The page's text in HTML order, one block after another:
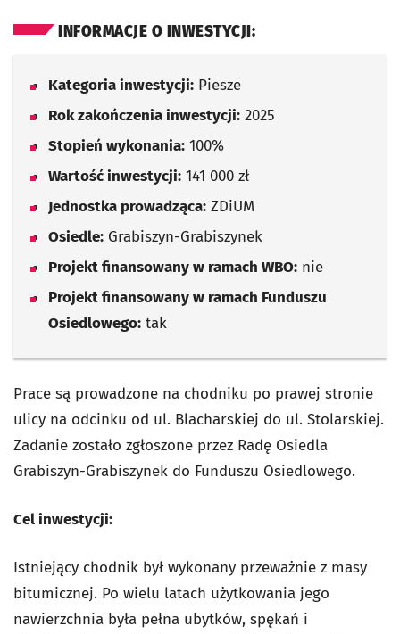
INFORMACJE O INWESTYCJI:
Kategoria inwestycji: Piesze
Rok zakończenia inwestycji: 2025
Stopień wykonania: 100%
Wartość inwestycji: 141 000 zł
Jednostka prowadząca: ZDiUM
Osiedle: Grabiszyn-Grabiszynek
Projekt finansowany w ramach WBO: nie
Projekt finansowany w ramach Funduszu
Osiedlowego: tak
Prace są prowadzone na chodniku po prawej stronie
ulicy na odcinku od ul. Blacharskiej do ul. Stolarskiej.
Zadanie zostało zgłoszone przez Radę Osiedla
Grabiszyn-Grabiszynek do Funduszu Osiedlowego.
Cel inwestycji:
Istniejący chodnik był wykonany przeważnie z masy
bitumicznej. Po wielu latach użytkowania jego
nawierzchnia była pełna ubytków, spękań i